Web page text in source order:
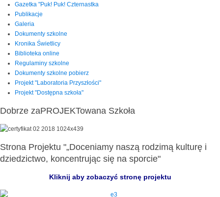
Gazetka "Puk! Puk! Czternastka
Publikacje
Galeria
Dokumenty szkolne
Kronika Świetlicy
Biblioteka online
Regulaminy szkolne
Dokumenty szkolne pobierz
Projekt "Laboratoria Przyszłości"
Projekt "Dostępna szkoła"
Dobrze zaPROJEKTowana Szkoła
Strona Projektu "„Doceniamy naszą rodzimą kulturę i
dziedzictwo, koncentrując się na sporcie"
Kliknij aby zobaczyć stronę projektu